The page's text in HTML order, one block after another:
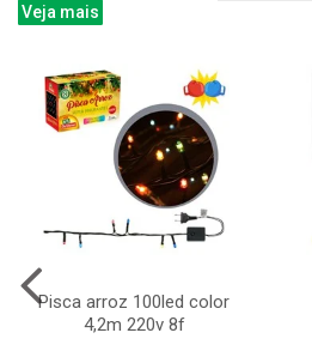
Veja mais
Pisca arroz 100led color
4,2m 220v 8f